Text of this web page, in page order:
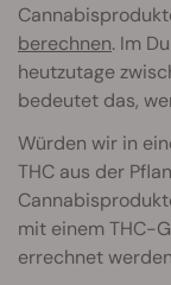
berechnen. Im
heutzutage
bedeutet das,
Würden wir in
THC aus der
mit einem THC-
errechnet